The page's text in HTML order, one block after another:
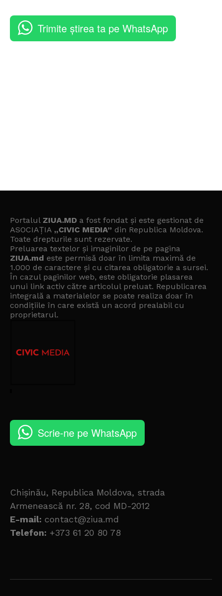
Trimite știrea ta pe WhatsApp
Portalul ZIUA.MD a fost fondat și este gestionat de
ASOCIAȚIA „CIVIC MEDIA” din Republica Moldova.
Toate drepturile sunt rezervate.
Preluarea textelor și imaginilor de pe pagina
ZIUA.md este permisă doar în limita maximă de
1.000 de caractere și cu citarea obligatorie a sursei.
În cazul paginilor web, este obligatorie plasarea
unui link activ către articolul preluat. Republicarea
integrală a materialelor se poate realiza doar în
condițiile în care există un acord prealabil cu
proprietarul.
Scrie-ne pe WhatsApp
Chișinău, Republica Moldova, strada
Armenească nr. 28, cod MD-2012
E-mail: contact@ziua.md
Telefon: +373 61 20 80 78